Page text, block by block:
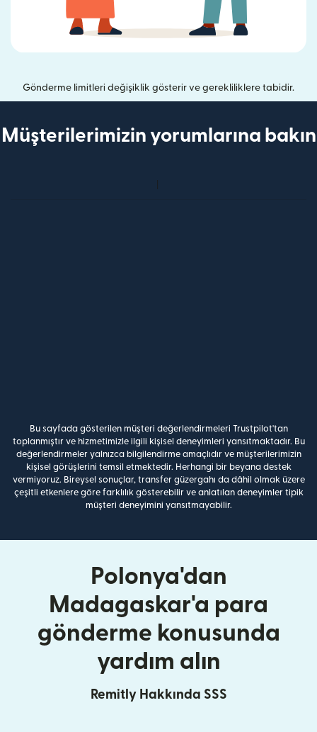
Gönderme limitleri değişiklik gösterir ve gerekliliklere tabidir.
Müşterilerimizin yorumlarına bakın
Bu sayfada gösterilen müşteri değerlendirmeleri Trustpilot'tan
toplanmıştır ve hizmetimizle ilgili kişisel deneyimleri yansıtmaktadır. Bu
değerlendirmeler yalnızca bilgilendirme amaçlıdır ve müşterilerimizin
kişisel görüşlerini temsil etmektedir. Herhangi bir beyana destek
vermiyoruz. Bireysel sonuçlar, transfer güzergahı da dâhil olmak üzere
çeşitli etkenlere göre farklılık gösterebilir ve anlatılan deneyimler tipik
müşteri deneyimini yansıtmayabilir.
Polonya'dan
Madagaskar'a para
gönderme konusunda
yardım alın
Remitly Hakkında SSS